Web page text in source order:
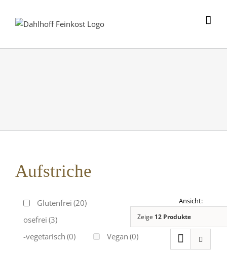
Aufstriche
Glutenfrei (20)
Laktosefrei (3)
Ovo-vegetarisch (0) Vegan (0)
Zeige 12 Produkte